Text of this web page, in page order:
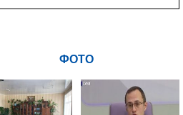
інфраструктури
ФОТО